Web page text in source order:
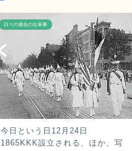
日々の過去の出来事
今日という日12月24日
1865KKK設立される、ほか、写